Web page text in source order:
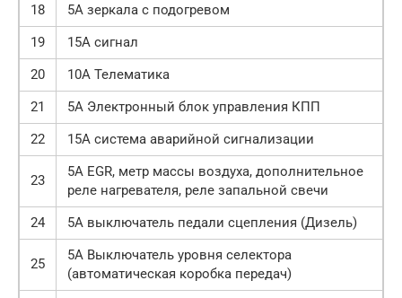
18
5А зеркала с подогревом
19
15А сигнал
20
10А Телематика
21
5A Электронный блок управления КПП
22
15А система аварийной сигнализации
23
5А EGR, метр массы воздуха, дополнительное
реле нагревателя, реле запальной свечи
24
5А выключатель педали сцепления (Дизель)
25
5А Выключатель уровня селектора
(автоматическая коробка передач)